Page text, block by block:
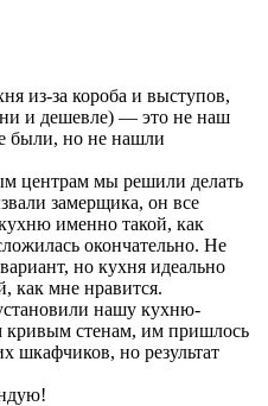
из-за короба и выступов,
и дешевле) — это не наш
были, но не нашли
центрам мы решили делать
замерщика, он все
именно такой, как
окончательно. Не
но кухня идеально
как мне нравится.
нашу кухню-
кривым стенам, им пришлось
шкафчиков, но результат